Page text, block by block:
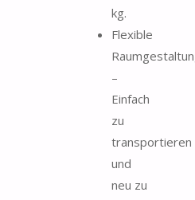
kg.
Flexible
–
Einfach
zu
transportieren
und
neu zu